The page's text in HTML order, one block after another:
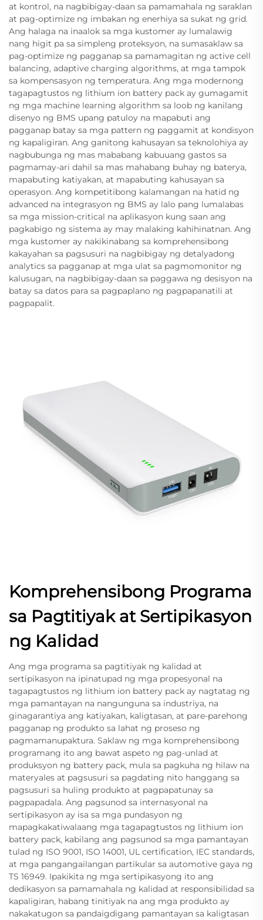
at kontrol, na nagbibigay-daan sa pamamahala ng saraklan
at pag-optimize ng imbakan ng enerhiya sa sukat ng grid.
Ang halaga na inaalok sa mga kustomer ay lumalawig
nang higit pa sa simpleng proteksyon, na sumasaklaw sa
pag-optimize ng pagganap sa pamamagitan ng active cell
balancing, adaptive charging algorithms, at mga tampok
sa kompensasyon ng temperatura. Ang mga modernong
tagapagtustos ng lithium ion battery pack ay gumagamit
ng mga machine learning algorithm sa loob ng kanilang
disenyo ng BMS upang patuloy na mapabuti ang
pagganap batay sa mga pattern ng paggamit at kondisyon
ng kapaligiran. Ang ganitong kahusayan sa teknolohiya ay
nagbubunga ng mas mababang kabuuang gastos sa
pagmamay-ari dahil sa mas mahabang buhay ng baterya,
mapabuting katiyakan, at mapabuting kahusayan sa
operasyon. Ang kompetitibong kalamangan na hatid ng
advanced na integrasyon ng BMS ay lalo pang lumalabas
sa mga mission-critical na aplikasyon kung saan ang
pagkabigo ng sistema ay may malaking kahihinatnan. Ang
mga kustomer ay nakikinabang sa komprehensibong
kakayahan sa pagsusuri na nagbibigay ng detalyadong
analytics sa pagganap at mga ulat sa pagmomonitor ng
kalusugan, na nagbibigay-daan sa paggawa ng desisyon na
batay sa datos para sa pagpaplano ng pagpapanatili at
pagpapalit.
Komprehensibong Programa
sa Pagtitiyak at Sertipikasyon
ng Kalidad
Ang mga programa sa pagtitiyak ng kalidad at
sertipikasyon na ipinatupad ng mga propesyonal na
tagapagtustos ng lithium ion battery pack ay nagtatag ng
mga pamantayan na nangunguna sa industriya, na
ginagarantiya ang katiyakan, kaligtasan, at pare-parehong
pagganap ng produkto sa lahat ng proseso ng
pagmamanupaktura. Saklaw ng mga komprehensibong
programang ito ang bawat aspeto ng pag-unlad at
produksyon ng battery pack, mula sa pagkuha ng hilaw na
materyales at pagsusuri sa pagdating nito hanggang sa
pagsusuri sa huling produkto at pagpapatunay sa
pagpapadala. Ang pagsunod sa internasyonal na
sertipikasyon ay isa sa mga pundasyon ng
mapagkakatiwalaang mga tagapagtustos ng lithium ion
battery pack, kabilang ang pagsunod sa mga pamantayan
tulad ng ISO 9001, ISO 14001, UL certification, IEC standards,
at mga pangangailangan partikular sa automotive gaya ng
TS 16949. Ipakikita ng mga sertipikasyong ito ang
dedikasyon sa pamamahala ng kalidad at responsibilidad sa
kapaligiran, habang tinitiyak na ang mga produkto ay
nakakatugon sa pandaigdigang pamantayan sa kaligtasan